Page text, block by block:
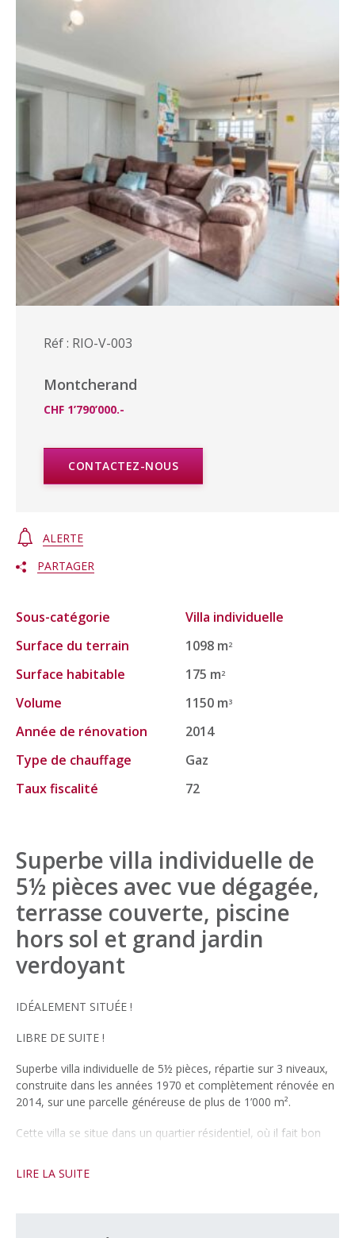
Réf : RIO-V-003
Montcherand
CHF 1’790’000.-
CONTACTEZ-NOUS
ALERTE
PARTAGER
Sous-catégorie
Villa individuelle
Surface du terrain
1098 m2
Surface habitable 175 m2
Volume 1150 m3
Année de rénovation
2014
Type de chauffage
Gaz
Taux fiscalité
72
Superbe villa individuelle de
5½ pièces avec vue dégagée,
terrasse couverte, piscine
hors sol et grand jardin
verdoyant
IDÉALEMENT SITUÉE !
LIBRE DE SUITE !
Superbe villa individuelle de 5½ pièces, répartie sur 3 niveaux,
construite dans les années 1970 et complètement rénovée en
2014, sur une parcelle généreuse de plus de 1’000 m².
Cette villa se situe dans un quartier résidentiel, où il fait bon
proche des entrées/sorties d’autoroute.
LIRE LA SUITE